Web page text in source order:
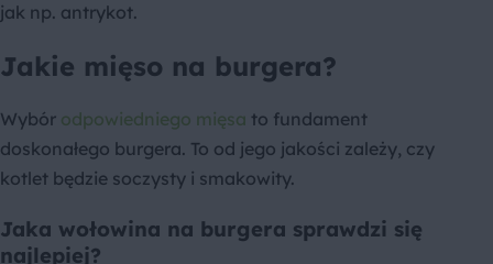
jak np. antrykot.
Jakie mięso na burgera?
Wybór odpowiedniego mięsa to fundament
doskonałego burgera. To od jego jakości zależy, czy
kotlet będzie soczysty i smakowity.
Jaka wołowina na burgera sprawdzi się
najlepiej?